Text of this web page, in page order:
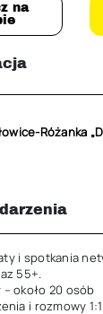
na
Różanka
i spotkania
55+.
około 20 osób
i rozmowy